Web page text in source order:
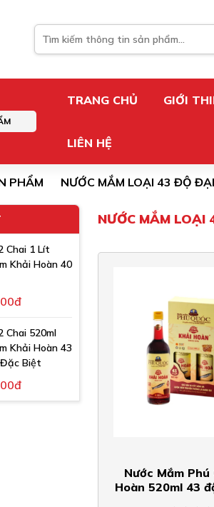
TRANG CHỦ GIỚI
LIÊN HỆ
PHẨM NƯỚC MẮM LOẠI 43 ĐỘ
Chai 1 Lít
Khải Hoàn 40
Chai 520ml
Khải Hoàn 43
Biệt
NƯỚC MẮM LOẠI
Nước Mắm
Hoàn 520ml 43